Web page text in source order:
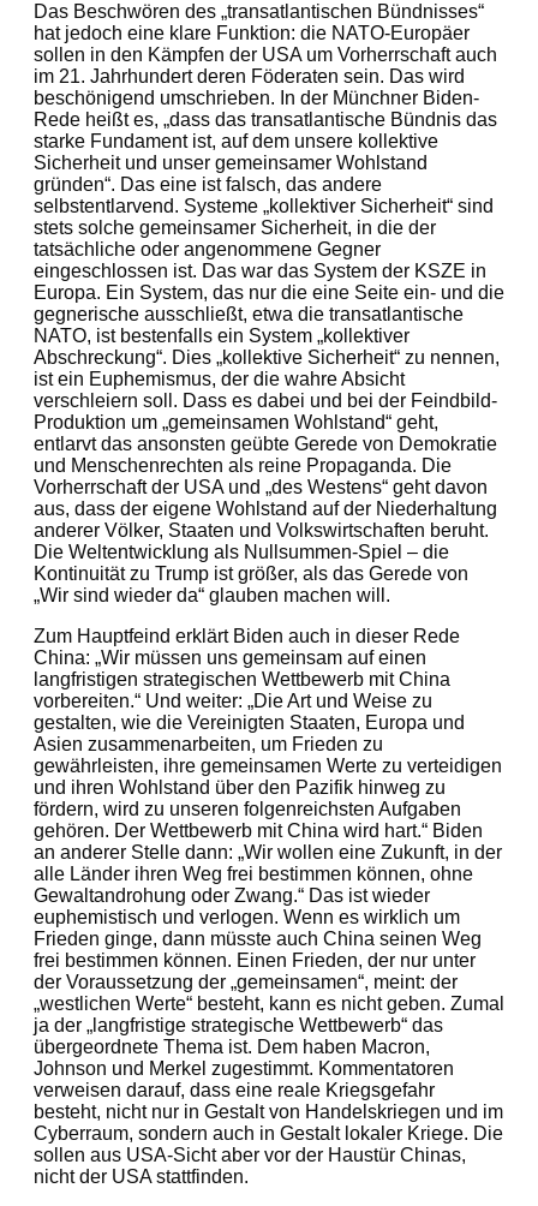
Das Beschwören des „transatlantischen Bündnisses“
hat jedoch eine klare Funktion: die NATO-Europäer
sollen in den Kämpfen der USA um Vorherrschaft auch
im 21. Jahrhundert deren Föderaten sein. Das wird
beschönigend umschrieben. In der Münchner Biden-
Rede heißt es, „dass das transatlantische Bündnis das
starke Fundament ist, auf dem unsere kollektive
Sicherheit und unser gemeinsamer Wohlstand
gründen“. Das eine ist falsch, das andere
selbstentlarvend. Systeme „kollektiver Sicherheit“ sind
stets solche gemeinsamer Sicherheit, in die der
tatsächliche oder angenommene Gegner
eingeschlossen ist. Das war das System der KSZE in
Europa. Ein System, das nur die eine Seite ein- und die
gegnerische ausschließt, etwa die transatlantische
NATO, ist bestenfalls ein System „kollektiver
Abschreckung“. Dies „kollektive Sicherheit“ zu nennen,
ist ein Euphemismus, der die wahre Absicht
verschleiern soll. Dass es dabei und bei der Feindbild-
Produktion um „gemeinsamen Wohlstand“ geht,
entlarvt das ansonsten geübte Gerede von Demokratie
und Menschenrechten als reine Propaganda. Die
Vorherrschaft der USA und „des Westens“ geht davon
aus, dass der eigene Wohlstand auf der Niederhaltung
anderer Völker, Staaten und Volkswirtschaften beruht.
Die Weltentwicklung als Nullsummen-Spiel – die
Kontinuität zu Trump ist größer, als das Gerede von
„Wir sind wieder da“ glauben machen will.
Zum Hauptfeind erklärt Biden auch in dieser Rede
China: „Wir müssen uns gemeinsam auf einen
langfristigen strategischen Wettbewerb mit China
vorbereiten.“ Und weiter: „Die Art und Weise zu
gestalten, wie die Vereinigten Staaten, Europa und
Asien zusammenarbeiten, um Frieden zu
gewährleisten, ihre gemeinsamen Werte zu verteidigen
und ihren Wohlstand über den Pazifik hinweg zu
fördern, wird zu unseren folgenreichsten Aufgaben
gehören. Der Wettbewerb mit China wird hart.“ Biden
an anderer Stelle dann: „Wir wollen eine Zukunft, in der
alle Länder ihren Weg frei bestimmen können, ohne
Gewaltandrohung oder Zwang.“ Das ist wieder
euphemistisch und verlogen. Wenn es wirklich um
Frieden ginge, dann müsste auch China seinen Weg
frei bestimmen können. Einen Frieden, der nur unter
der Voraussetzung der „gemeinsamen“, meint: der
„westlichen Werte“ besteht, kann es nicht geben. Zumal
ja der „langfristige strategische Wettbewerb“ das
übergeordnete Thema ist. Dem haben Macron,
Johnson und Merkel zugestimmt. Kommentatoren
verweisen darauf, dass eine reale Kriegsgefahr
besteht, nicht nur in Gestalt von Handelskriegen und im
Cyberraum, sondern auch in Gestalt lokaler Kriege. Die
sollen aus USA-Sicht aber vor der Haustür Chinas,
nicht der USA stattfinden.